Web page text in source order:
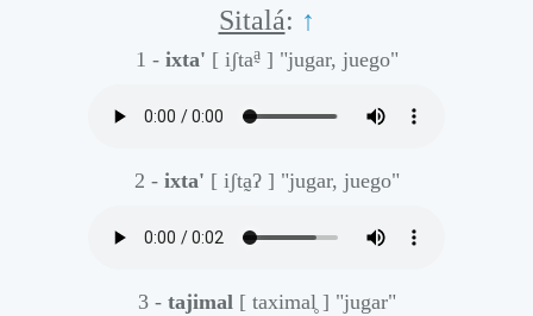
Sitalá: ↑
1 - ixta' [ iʃtaa̰] "jugar, juego"
2 - ixta' [ iʃta̰ʔ ] "jugar, juego"
3 - tajimal [ taximal̥ ] "jugar"